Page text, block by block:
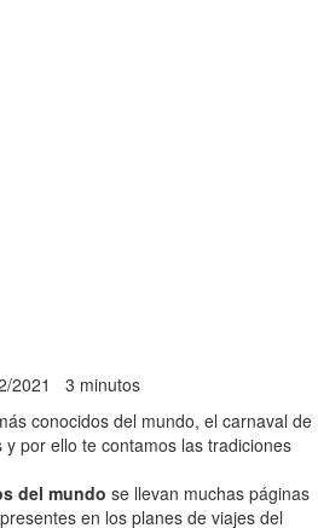
2021 3 minutos
conocidos del mundo, el carnaval de
por ello te contamos las tradiciones
del mundo se llevan muchas páginas
en los planes de viajes del